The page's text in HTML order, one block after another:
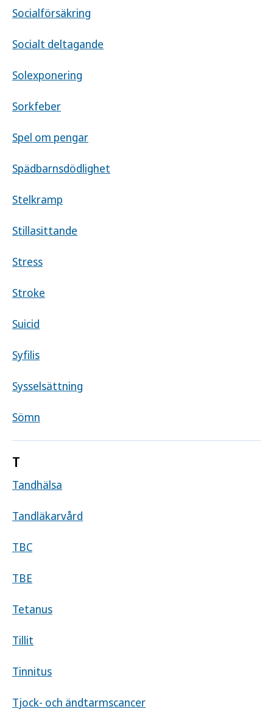
Socialförsäkring
Socialt deltagande
Solexponering
Sorkfeber
Spel om pengar
Spädbarnsdödlighet
Stelkramp
Stillasittande
Stress
Stroke
Suicid
Syfilis
Sysselsättning
Sömn
T
Tandhälsa
Tandläkarvård
TBC
TBE
Tetanus
Tillit
Tinnitus
Tjock- och ändtarmscancer